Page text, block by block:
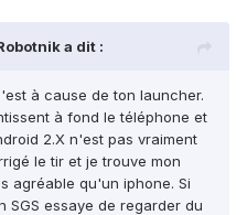
a dit :
à cause de ton launcher.
à fond le téléphone et
2.X n'est pas vraiment
le tir et je trouve mon
agréable qu'un iphone. Si
SGS essaye de regarder du